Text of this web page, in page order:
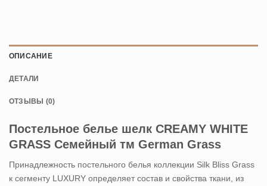
ОПИСАНИЕ
ДЕТАЛИ
ОТЗЫВЫ (0)
Постельное белье шелк CREAMY WHITE
GRASS Семейный тм German Grass
Принадлежность постельного белья коллекции Silk Bliss Grass
к сегменту LUXURY определяет состав и свойства ткани, из